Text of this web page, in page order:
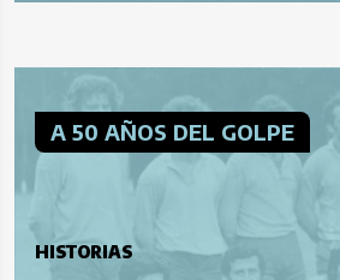
A 50 AÑOS DEL GOLPE
HISTORIAS